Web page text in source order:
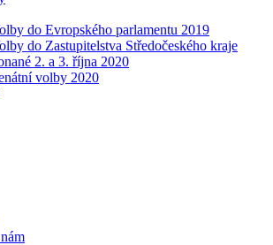
do Evropského parlamentu 2019
do Zastupitelstva Středočeského kraje
2. a 3. října 2020
volby 2020